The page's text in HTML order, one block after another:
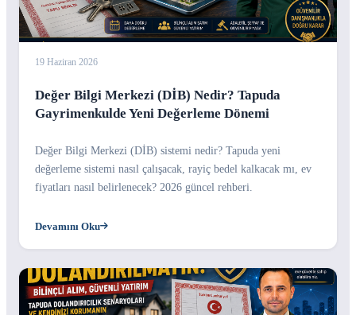
19 Haziran 2026
Değer Bilgi Merkezi (DİB) Nedir? Tapuda
Gayrimenkulde Yeni Değerleme Dönemi
Değer Bilgi Merkezi (DİB) sistemi nedir? Tapuda yeni
değerleme sistemi nasıl çalışacak, rayiç bedel kalkacak mı, ev
fiyatları nasıl belirlenecek? 2026 güncel rehberi.
Devamını Oku